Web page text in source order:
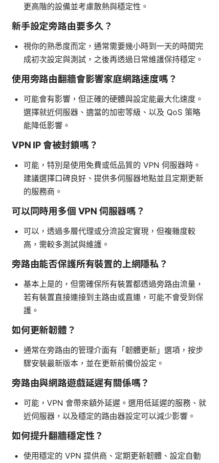
更高階的設備並考慮散熱與穩定性。
新手設定旁路由要多久？
視你的熟悉度而定，通常需要幾小時到一天的時間完
成初次設定與測試，之後再透過日常維護保持穩定。
使用旁路由翻牆會影響家庭網路速度嗎？
可能會有影響，但正確的硬體與設定能最大化速度。
選擇就近伺服器、適當的加密等級、以及 QoS 策略
能降低影響。
VPN IP 會被封鎖嗎？
可能，特別是使用免費或低品質的 VPN 伺服器時。
建議選擇口碑良好、提供多伺服器地點並且定期更新
的服務商。
可以同時用多個 VPN 伺服器嗎？
可以，透過多層代理或分流設定實現，但複雜度較
高，需較多測試與維護。
旁路由能否保護所有裝置的上網隱私？
基本上是的，但需確保所有裝置都透過旁路由流量，
若有裝置直接連接到主路由或直連，可能不會受到保
護。
如何更新韌體？
通常在旁路由的管理介面有「韌體更新」選項，按步
驟安裝最新版本，並在更新前備份設定。
旁路由與網路遊戲延遲有關係嗎？
可能，VPN 會帶來額外延遲。選用低延遲的服務、就
近伺服器，以及穩定的路由器設定可以減少影響。
如何提升翻牆穩定性？
使用穩定的 VPN 提供商、定期更新韌體、設定自動